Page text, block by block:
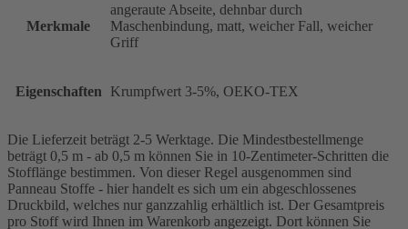
Merkmale
angeraute Abseite, dehnbar durch
Maschenbindung, matt, weicher Fall, weicher
Griff
Eigenschaften Krumpfwert 3-5%, OEKO-TEX
Die Lieferzeit beträgt 2-5 Werktage. Die Mindestbestellmenge
beträgt 0,5 m - ab 0,5 m können Sie in 10-Zentimeter-Schritten die
Stofflänge bestimmen. Von dieser Regel ausgenommen sind
Panneau Stoffe - hier handelt es sich um ein abgeschlossenes
Druckbild, welches nur ganzzahlig erhältlich ist. Der Gesamtpreis
pro Stoff wird Ihnen im Warenkorb angezeigt. Dort können Sie